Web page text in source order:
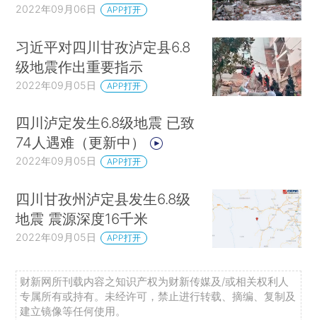
2022年09月06日 APP打开
习近平对四川甘孜泸定县6.8
级地震作出重要指示
2022年09月05日 APP打开
四川泸定发生6.8级地震 已致
74人遇难（更新中）
2022年09月05日 APP打开
四川甘孜州泸定县发生6.8级
地震 震源深度16千米
2022年09月05日 APP打开
财新网所刊载内容之知识产权为财新传媒及/或相关权利人
专属所有或持有。未经许可，禁止进行转载、摘编、复制及
建立镜像等任何使用。